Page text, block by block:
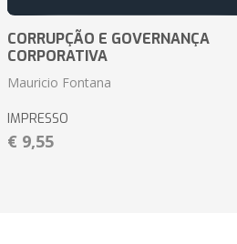
CORRUPÇÃO E GOVERNANÇA
CORPORATIVA
Mauricio Fontana
IMPRESSO
€ 9,55